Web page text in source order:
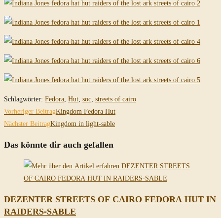
Schlagwörter: Fedora, Hut, soc, streets of cairo
Weitere
Artikel
ansehen
Vorheriger BeitragKingdom Fedora Hut
Nächster BeitragKingdom in light-sable
Das könnte dir auch gefallen
DEZENTER STREETS OF CAIRO FEDORA HUT IN
RAIDERS-SABLE